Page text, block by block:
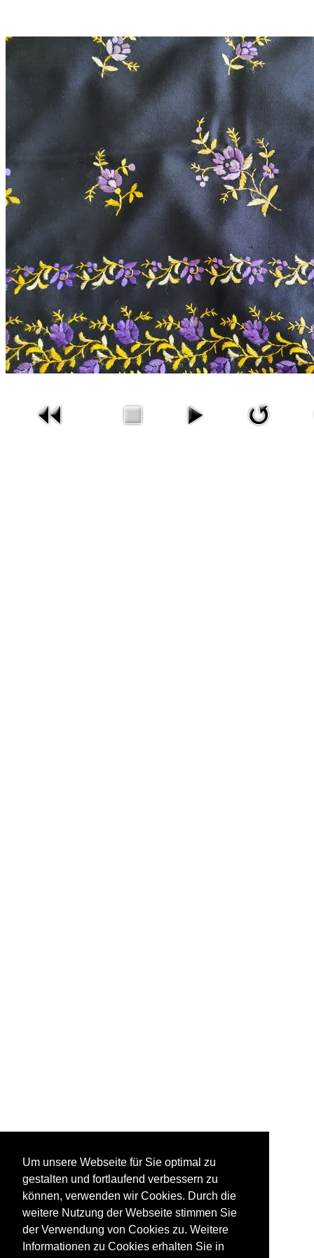
Um unsere Webseite für Sie optimal zu
gestalten und fortlaufend verbessern zu
können, verwenden wir Cookies. Durch die
weitere Nutzung der Webseite stimmen Sie
der Verwendung von Cookies zu. Weitere
Informationen zu Cookies erhalten Sie in